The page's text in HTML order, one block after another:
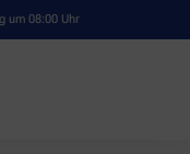
um 08:00 Uhr